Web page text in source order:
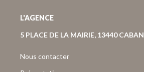
L'AGENCE
5 PLACE DE LA MAIRIE, 13440
Nous contacter